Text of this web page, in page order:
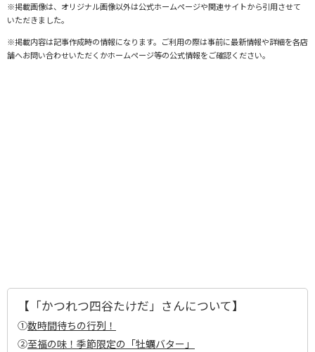
※掲載画像は、オリジナル画像以外は公式ホームページや関連サイトから引用させて
いただきました。
※掲載内容は記事作成時の情報になります。ご利用の際は事前に最新情報や詳細を各店
舗へお問い合わせいただくかホームページ等の公式情報をご確認ください。
【「かつれつ四谷たけだ」さんについて】
①数時間待ちの行列！
②至福の味！季節限定の「牡蠣バター」